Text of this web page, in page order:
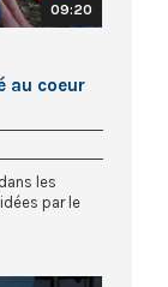
09:20
au coeur
les
par le